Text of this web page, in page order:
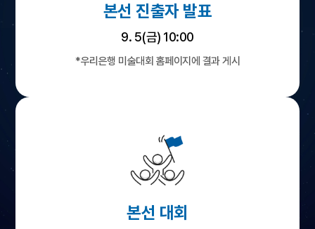
본선 진출자 발표
9. 5(금) 10:00
*우리은행 미술대회 홈페이지에 결과 게시
본선 대회